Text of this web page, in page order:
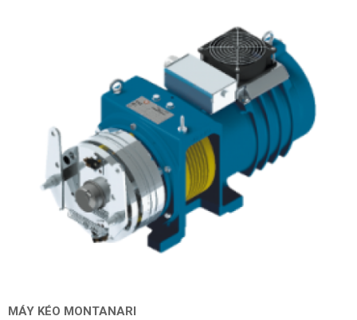
MÁY KÉO MONTANARI